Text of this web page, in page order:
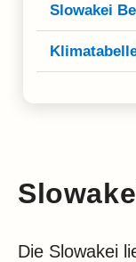
Slowakei
Die Slowakei